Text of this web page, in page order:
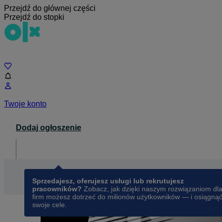
Przejdź do głównej części
Przejdź do stopki
Twoje konto
Dodaj ogłoszenie
Sprzedajesz, oferujesz usługi lub rekrutujesz
pracowników? Zobacz, jak dzięki naszym rozwiązaniom dla
firm możesz dotrzeć do milionów użytkowników — i osiągnąć
swoje cele.